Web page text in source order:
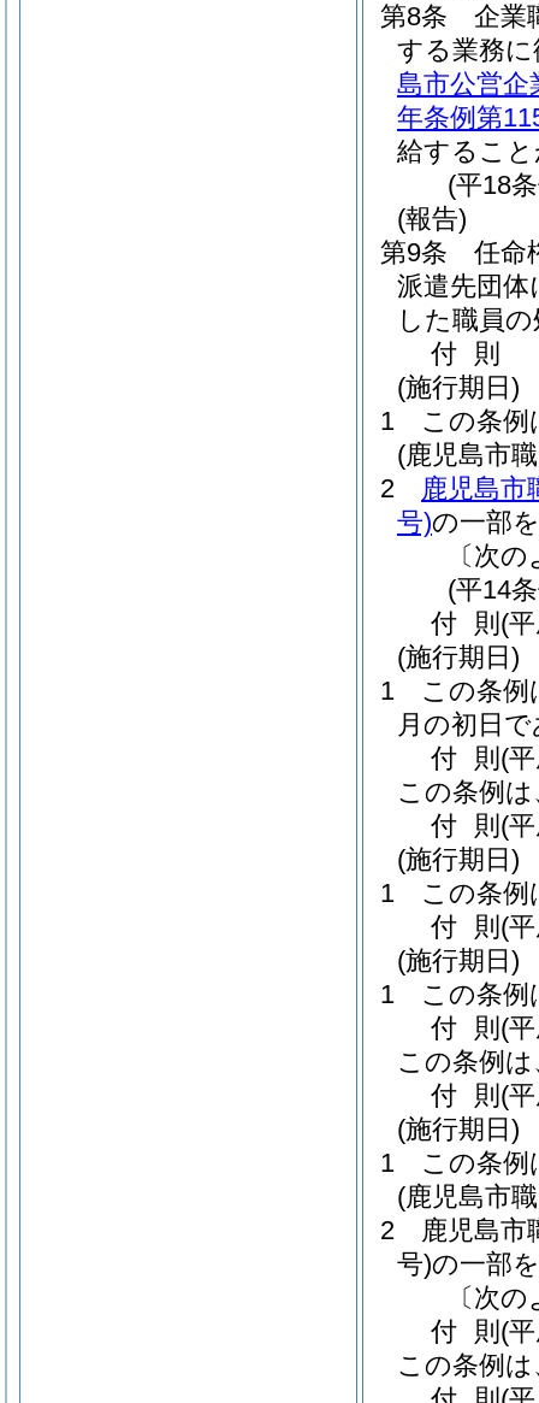
第8条
企業
する業務
島市公営
年条例第
給するこ
(平18
(報告)
第9条
任命
派遣先団
した職員
付 則
(施行期日)
1
この条例
(鹿児島市
2
鹿児島市
号)の一部
〔次
(平14
付 則 (
(施行期日)
1
この条例
月の初日
付 則 (
この条例
付 則 (
(施行期日)
1
この条例
付 則 (
(施行期日)
1
この条例
付 則 (
この条例
付 則 (
(施行期日)
1
この条例
(鹿児島市
2
鹿児島市
号)の一部
〔次
付 則 (
この条例